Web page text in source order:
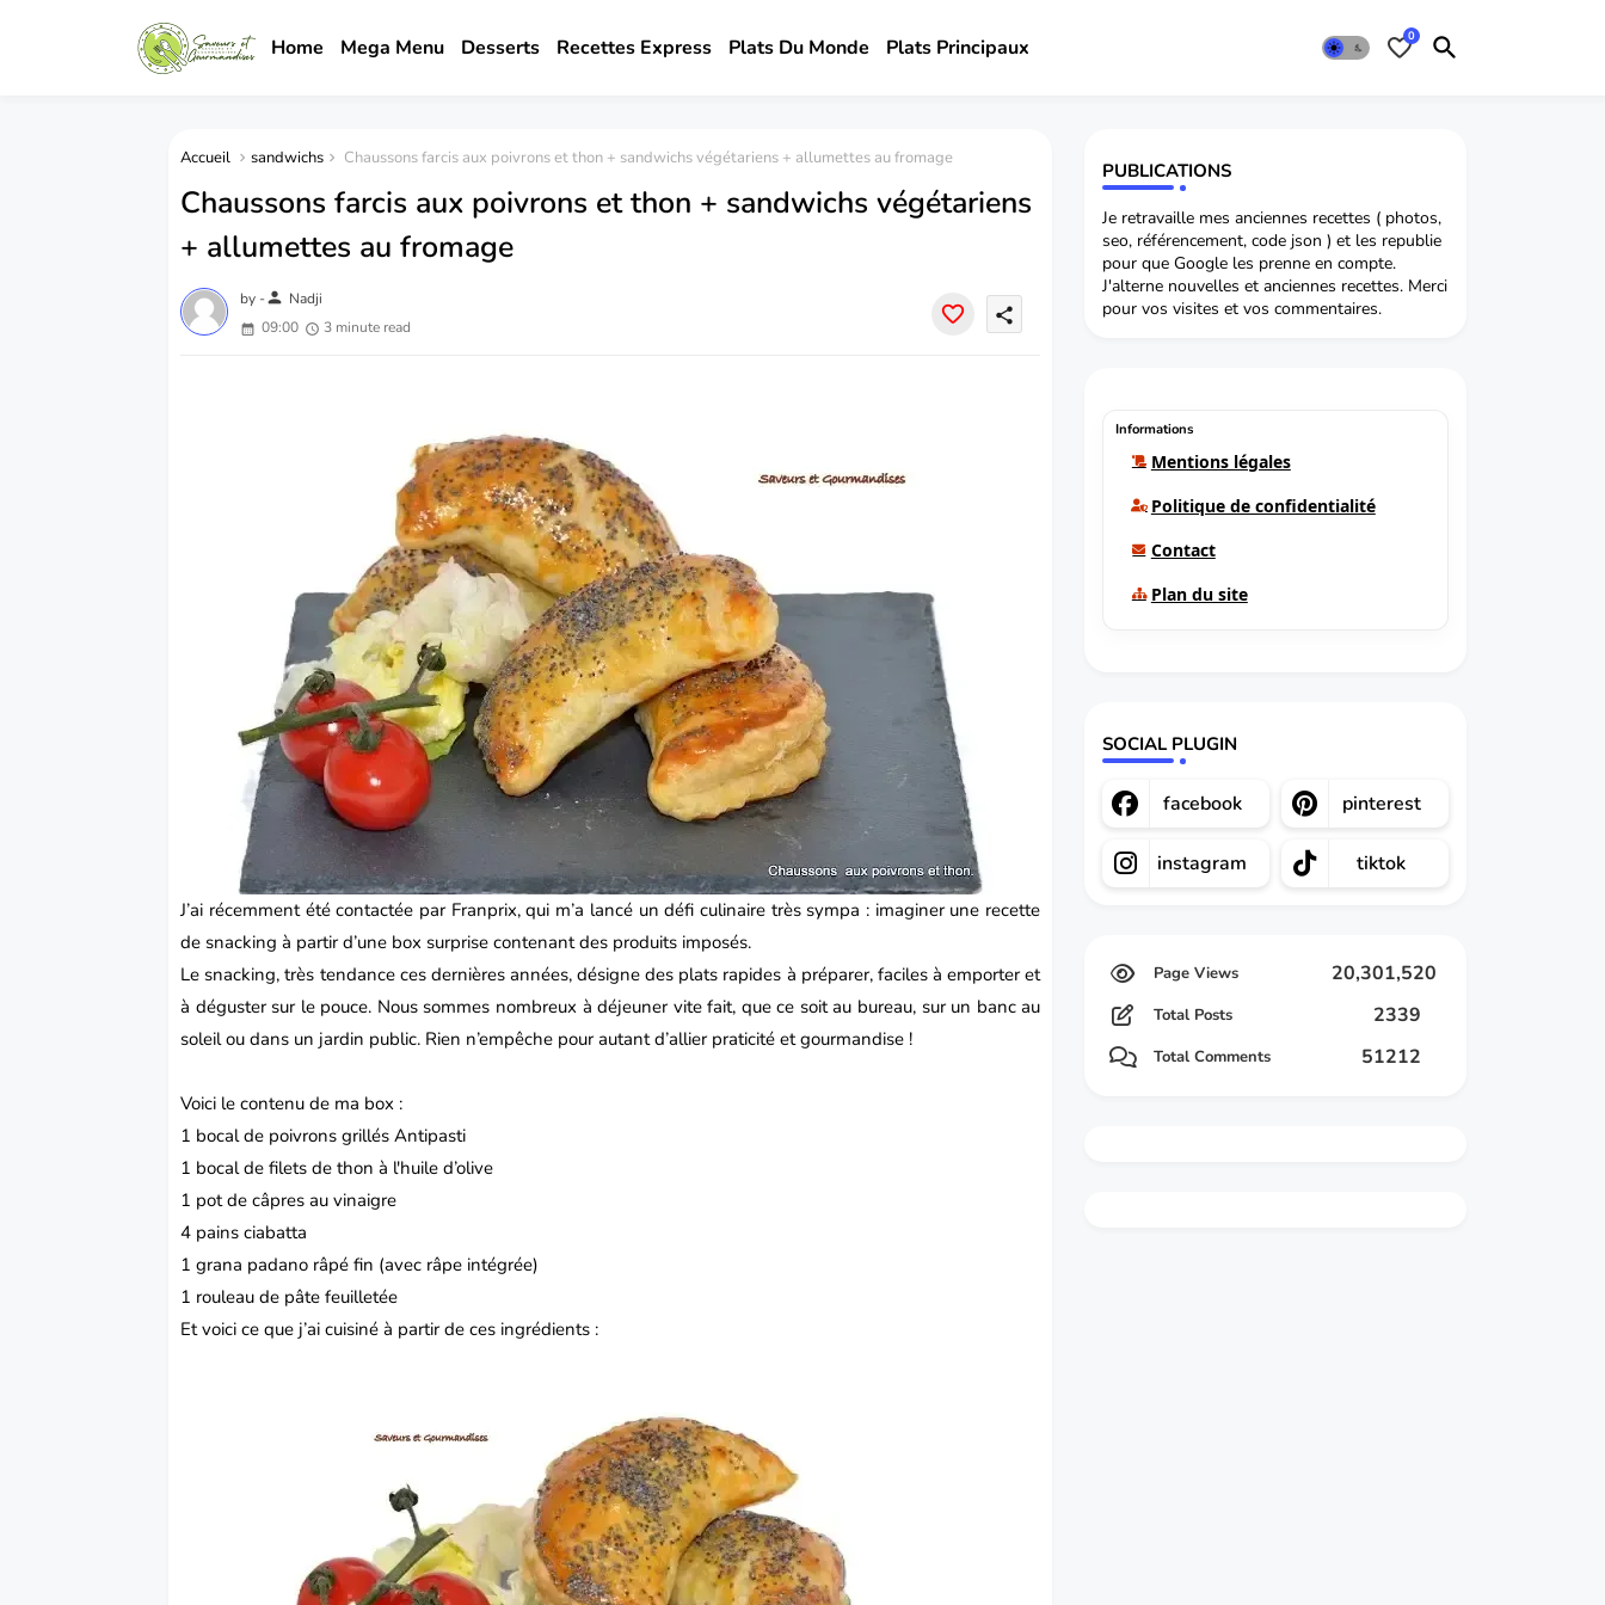
Home Mega Menu Desserts Recettes Express Plats Du Monde Plats Principaux 0
Accueil sandwichs Chaussons farcis aux poivrons et thon + sandwichs végétariens + allumettes au fromage
Chaussons farcis aux poivrons et thon + sandwichs végétariens
+ allumettes au fromage
by -person Nadji
09:00
3 minute read
share
J’ai récemment été contactée par Franprix, qui m’a lancé un défi culinaire très sympa : imaginer une recette
de snacking à partir d’une box surprise contenant des produits imposés.
Le snacking, très tendance ces dernières années, désigne des plats rapides à préparer, faciles à emporter et
à déguster sur le pouce. Nous sommes nombreux à déjeuner vite fait, que ce soit au bureau, sur un banc au
soleil ou dans un jardin public. Rien n’empêche pour autant d’allier praticité et gourmandise !
Voici le contenu de ma box :
1 bocal de poivrons grillés Antipasti
1 bocal de filets de thon à l'huile d’olive
1 pot decâpres au vinaigre
4 pains ciabatta
1 grana padano râpé fin (avec râpe intégrée)
1 rouleau de pâte feuilletée
Et voici ce que j’ai cuisiné à partir de ces ingrédients :
PUBLICATIONS
Je retravaille mes anciennes recettes ( photos,
seo, référencement, code json ) et les republie
pour que Google les prenne en compte.
J'alterne nouvelles et anciennes recettes. Merci
pour vos visites et vos commentaires.
Informations
Mentions légales
Politique de confidentialité
Contact
Plan du site
SOCIAL PLUGIN
facebook pinterest
instagram tiktok
20,301,520
Total Posts 2339
Total Comments 51212